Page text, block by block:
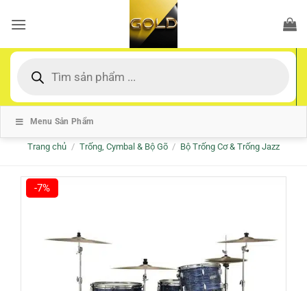
qua
dung
kiếm
Menu Sản Phẩm
Trang chủ / Trống, Cymbal & Bộ Gõ / Bộ Trống Cơ & Trống Jazz
-7%